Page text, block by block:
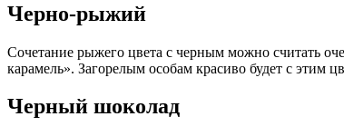
Черно-рыжий
Сочетание рыжего цвета с черным можно считать
карамель». Загорелым особам красиво будет с этим
Черный шоколад